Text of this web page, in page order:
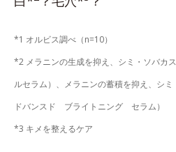
*1 オルビス調べ（n=10）
*2 メラニンの生成を抑え、シミ・ソバ
ルセラム）、メラニンの蓄積を抑え、シ
ドバンスド ブライトニング セラム）
*3 キメを整えるケア